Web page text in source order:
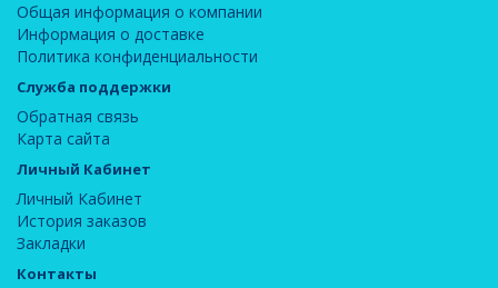
Общая информация о компании
Информация о доставке
Политика конфиденциальности
Служба поддержки
Обратная связь
Карта сайта
Личный Кабинет
Личный Кабинет
История заказов
Закладки
Контакты